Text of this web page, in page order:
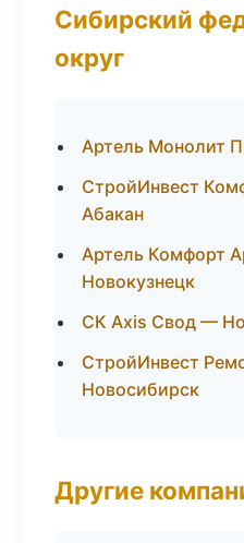
Сибирский
округ
Артель Монолит
СтройИнвест
Абакан
Артель Комфорт
Новокузнецк
СК Axis Свод —
СтройИнвест
Новосибирск
Другие